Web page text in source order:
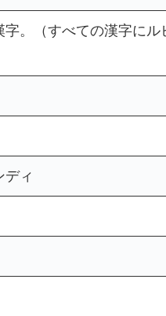
。（すべての漢字にル
ィ